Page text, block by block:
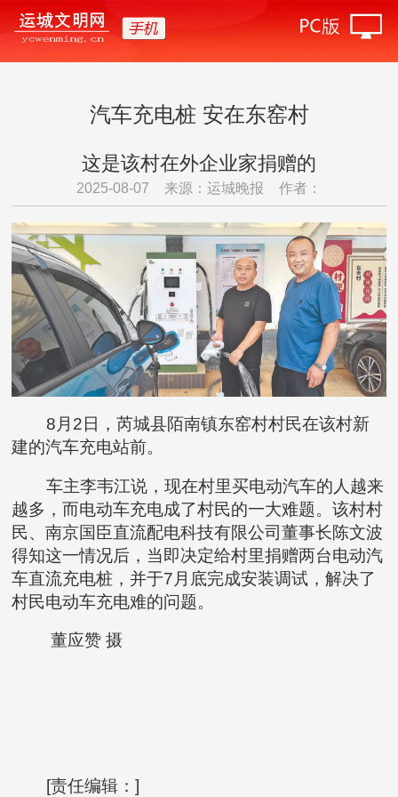
汽车充电桩 安在东窑村
这是该村在外企业家捐赠的
2025-08-07 来源：运城晚报 作者：
8月2日，芮城县陌南镇东窑村村民在该村新
建的汽车充电站前。
车主李韦江说，现在村里买电动汽车的人越来
越多，而电动车充电成了村民的一大难题。该村村
民、南京国臣直流配电科技有限公司董事长陈文波
得知这一情况后，当即决定给村里捐赠两台电动汽
车直流充电桩，并于7月底完成安装调试，解决了
村民电动车充电难的问题。
董应赞 摄
[责任编辑：]